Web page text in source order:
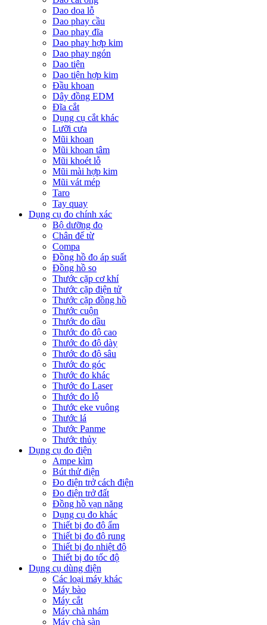
Dao doa lỗ
Dao phay cầu
Dao phay đĩa
Dao phay hợp kim
Dao phay ngón
Dao tiện
Dao tiện hợp kim
Đầu khoan
Dây đồng EDM
Đĩa cắt
Dụng cụ cắt khác
Lưỡi cưa
Mũi khoan
Mũi khoan tâm
Mũi khoét lỗ
Mũi mài hợp kim
Mũi vát mép
Taro
Tay quay
Dụng cụ đo chính xác
Bộ dưỡng đo
Chân đế từ
Compa
Đồng hồ đo áp suất
Đồng hồ so
Thước cặp cơ khí
Thước cặp điện tử
Thước cặp đồng hồ
Thước cuộn
Thước đo dầu
Thước đo độ cao
Thước đo độ dày
Thước đo độ sâu
Thước đo góc
Thước đo khác
Thước đo Laser
Thước đo lỗ
Thước eke vuông
Thước lá
Thước Panme
Thước thủy
Dụng cụ đo điện
Ampe kìm
Bút thử điện
Đo điện trở cách điện
Đo điện trở đất
Đồng hồ vạn năng
Dụng cụ đo khác
Thiết bị đo độ ẩm
Thiết bị đo độ rung
Thiết bị đo nhiệt độ
Thiết bị đo tốc độ
Dụng cụ dùng điện
Các loại máy khác
Máy bào
Máy cắt
Máy chà nhám
Máy chà sàn